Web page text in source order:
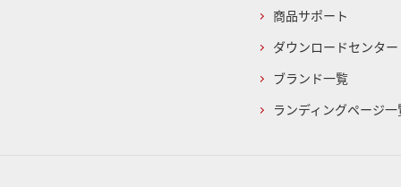
商品サポート
ダウンロードセンター
ブランド一覧
ランディングページ一